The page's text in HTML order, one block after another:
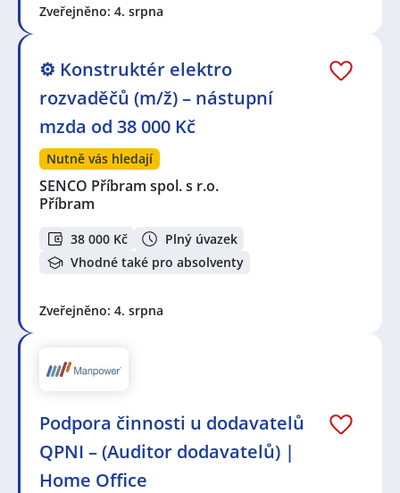
Zveřejněno: 4. srpna
⚙️ Konstruktér elektro
rozvaděčů (m/ž) – nástupní
mzda od 38 000 Kč
Nutně vás hledají
SENCO Příbram spol. s r.o.
Příbram
38 000 Kč
Plný úvazek
Vhodné také pro absolventy
Zveřejněno: 4. srpna
Podpora činnosti u dodavatelů
QPNI – (Auditor dodavatelů) |
Home Office